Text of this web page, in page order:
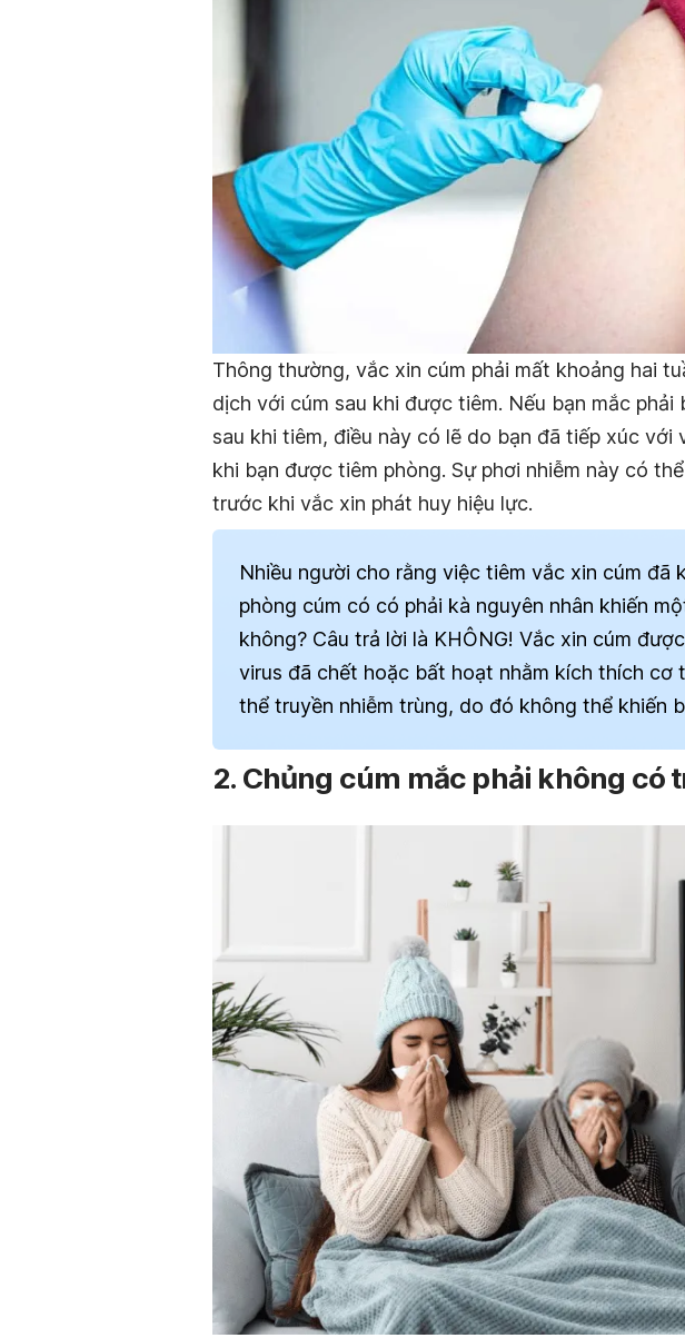
Thông thường, vắc xin cúm phải mất khoảng hai
dịch với cúm sau khi được tiêm. Nếu bạn mắc
sau khi tiêm, điều này có lẽ do bạn đã tiếp xúc với
khi bạn được tiêm phòng. Sự phơi nhiễm này có
trước khi vắc xin phát huy hiệu lực.
Nhiều người cho rằng việc tiêm vắc xin cúm đã
phòng cúm có có phải kà nguyên nhân khiến
không? Câu trả lời là KHÔNG! Vắc xin cúm
virus đã chết hoặc bất hoạt nhằm kích thích cơ
thể truyền nhiễm trùng, do đó không thể khiến
2. Chủng cúm mắc phải không có